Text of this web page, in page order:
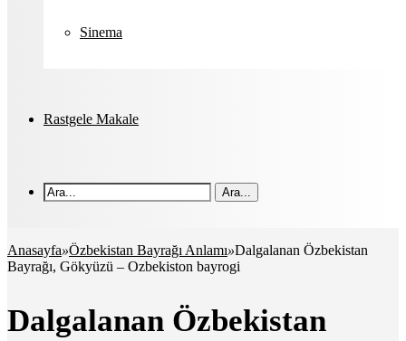
Sinema
Rastgele Makale
Ara...
Anasayfa»Özbekistan Bayrağı Anlamı»Dalgalanan Özbekistan
Bayrağı, Gökyüzü – Ozbekiston bayrogi
Dalgalanan Özbekistan